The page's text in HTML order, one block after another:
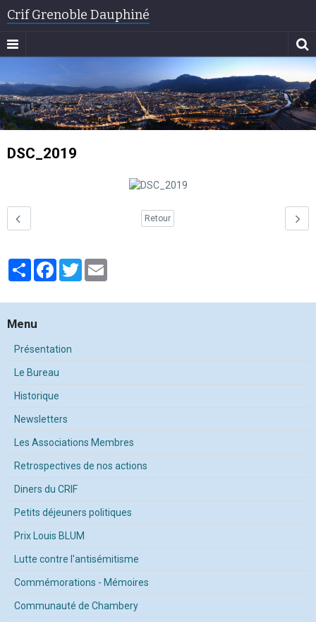
Crif Grenoble Dauphiné
DSC_2019
Retour
PartagerFacebook
Twitter
Menu
Présentation
Le Bureau
Historique
Newsletters
Les Associations Membres
Retrospectives de nos actions
Diners du CRIF
Petits déjeuners politiques
Prix Louis BLUM
Lutte contre l'antisémitisme
Commémorations - Mémoires
Communauté de Chambery